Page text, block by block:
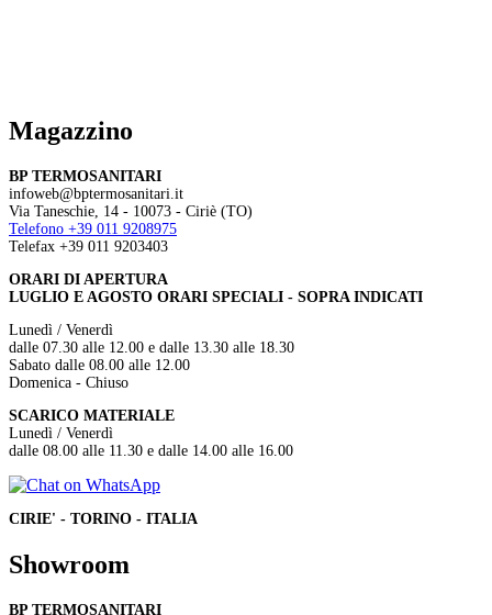
Magazzino
BP TERMOSANITARI
infoweb@bptermosanitari.it
Via Taneschie, 14 - 10073 - Ciriè (TO)
Telefono +39 011 9208975
Telefax +39 011 9203403
ORARI DI APERTURA
LUGLIO E AGOSTO ORARI SPECIALI - SOPRA INDICATI
Lunedì / Venerdì
dalle 07.30 alle 12.00 e dalle 13.30 alle 18.30
Sabato dalle 08.00 alle 12.00
Domenica - Chiuso
SCARICO MATERIALE
Lunedì / Venerdì
dalle 08.00 alle 11.30 e dalle 14.00 alle 16.00
CIRIE' - TORINO - ITALIA
Showroom
BP TERMOSANITARI